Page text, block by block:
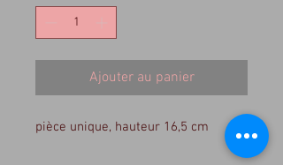
Ajouter au panier
pièce unique, hauteur 16,5 cm